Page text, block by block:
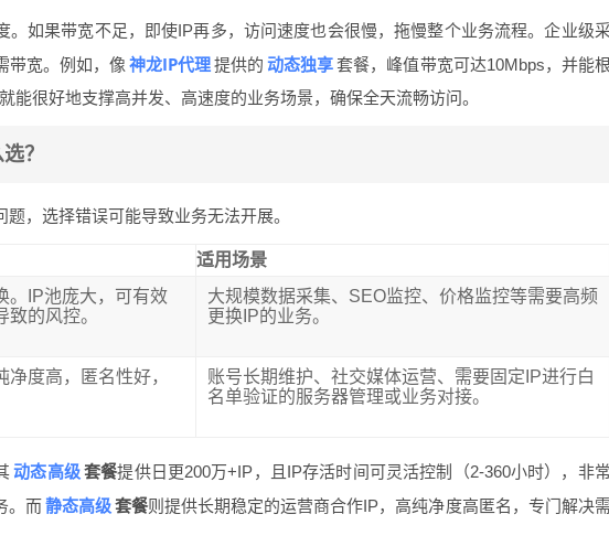
。如果带宽不足，即使IP再多，访问速度也会很慢，拖慢整个业务流程。企业级采
带宽。例如，像 神龙IP代理提供的 动态独享 套餐，峰值带宽可达10Mbps，并能根
能很好地支撑高并发、高速度的业务场景，确保全天流畅访问。
？
，选择错误可能导致业务无法开展。
适用场景
。IP池庞大，可有效
的风控。
大规模数据采集、SEO监控、价格监控等需要高频
更换IP的业务。
净度高，匿名性好，
账号长期维护、社交媒体运营、需要固定IP进行白
名单验证的服务器管理或业务对接。
动态高级套餐提供日更200万+IP，且IP存活时间可灵活控制（2-360小时），非常
。而静态高级套餐则提供长期稳定的运营商合作IP，高纯净度高匿名，专门解决需